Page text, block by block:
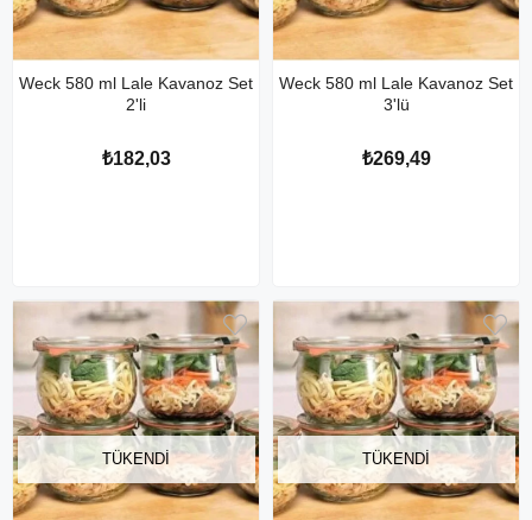
Weck 580 ml Lale Kavanoz Set
2'li
₺182,03
Weck 580 ml Lale Kavanoz Set
3'lü
₺269,49
TÜKENDI TÜKENDI